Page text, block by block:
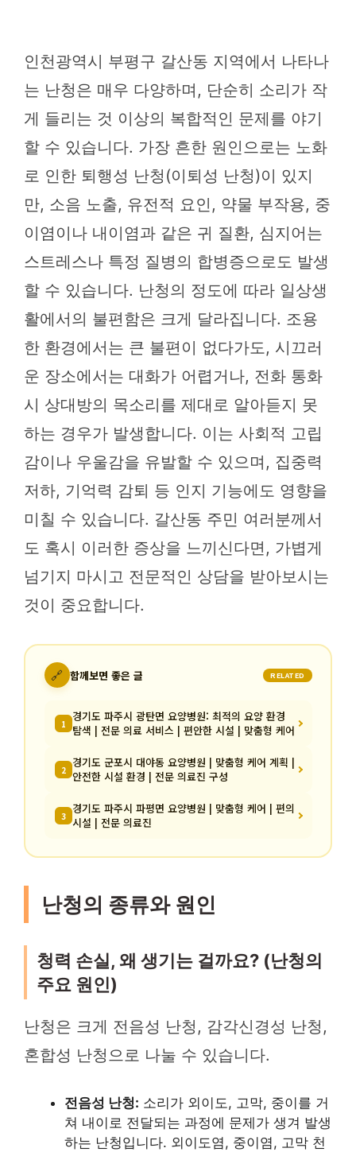
인천광역시 부평구 갈산동 지역에서 나타나
는 난청은 매우 다양하며, 단순히 소리가 작
게 들리는 것 이상의 복합적인 문제를 야기
할 수 있습니다. 가장 흔한 원인으로는 노화
로 인한 퇴행성 난청(이퇴성 난청)이 있지
만, 소음 노출, 유전적 요인, 약물 부작용, 중
이염이나 내이염과 같은 귀 질환, 심지어는
스트레스나 특정 질병의 합병증으로도 발생
할 수 있습니다. 난청의 정도에 따라 일상생
활에서의 불편함은 크게 달라집니다. 조용
한 환경에서는 큰 불편이 없다가도, 시끄러
운 장소에서는 대화가 어렵거나, 전화 통화
시 상대방의 목소리를 제대로 알아듣지 못
하는 경우가 발생합니다. 이는 사회적 고립
감이나 우울감을 유발할 수 있으며, 집중력
저하, 기억력 감퇴 등 인지 기능에도 영향을
미칠 수 있습니다. 갈산동 주민 여러분께서
도 혹시 이러한 증상을 느끼신다면, 가볍게
넘기지 마시고 전문적인 상담을 받아보시는
것이 중요합니다.
🔗 함께보면 좋은 글 RELATED
1 경기도 파주시 광탄면 요양병원: 최적의 요양 환경
탐색 | 전문 의료 서비스 | 편안한 시설 | 맞춤형 케어
2 경기도 군포시 대야동 요양병원 | 맞춤형 케어 계획 |
안전한 시설 환경 | 전문 의료진 구성
3 경기도 파주시 파평면 요양병원 | 맞춤형 케어 | 편의
시설 | 전문 의료진
난청의 종류와 원인
청력 손실, 왜 생기는 걸까요? (난청의
주요 원인)
난청은 크게 전음성 난청, 감각신경성 난청,
혼합성 난청으로 나눌 수 있습니다.
전음성 난청: 소리가 외이도, 고막, 중이를 거
쳐 내이로 전달되는 과정에 문제가 생겨 발생
하는 난청입니다. 외이도염, 중이염, 고막 천